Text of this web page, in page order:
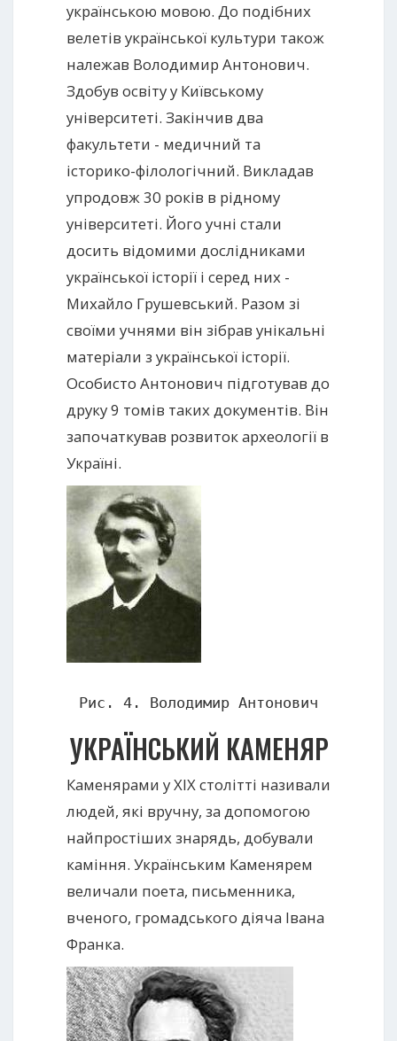
українською мовою. До подібних
велетів української культури також
належав Володимир Антонович.
Здобув освіту у Київському
університеті. Закінчив два
факультети - медичний та
історико-філологічний. Викладав
упродовж 30 років в рідному
університеті. Його учні стали
досить відомими дослідниками
української історії і серед них -
Михайло Грушевський. Разом зі
своїми учнями він зібрав унікальні
матеріали з української історії.
Особисто Антонович підготував до
друку 9 томів таких документів. Він
започаткував розвиток археології в
Україні.
Рис. 4. Володимир Антонович
УКРАЇНСЬКИЙ КАМЕНЯР
Каменярами у XIX столітті називали
людей, які вручну, за допомогою
найпростіших знарядь, добували
каміння. Українським Каменярем
величали поета, письменника,
вченого, громадського діяча Івана
Франка.